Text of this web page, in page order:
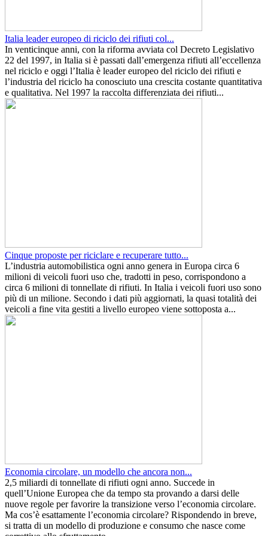
Italia leader europeo di riciclo dei rifiuti col...
In venticinque anni, con la riforma avviata col Decreto Legislativo
22 del 1997, in Italia si è passati dall’emergenza rifiuti all’eccellenza
nel riciclo e oggi l’Italia è leader europeo del riciclo dei rifiuti e
l’industria del riciclo ha conosciuto una crescita costante quantitativa
e qualitativa. Nel 1997 la raccolta differenziata dei rifiuti...
Cinque proposte per riciclare e recuperare tutto...
L’industria automobilistica ogni anno genera in Europa circa 6
milioni di veicoli fuori uso che, tradotti in peso, corrispondono a
circa 6 milioni di tonnellate di rifiuti. In Italia i veicoli fuori uso sono
più di un milione. Secondo i dati più aggiornati, la quasi totalità dei
veicoli a fine vita gestiti a livello europeo viene sottoposta a...
Economia circolare, un modello che ancora non...
2,5 miliardi di tonnellate di rifiuti ogni anno. Succede in
quell’Unione Europea che da tempo sta provando a darsi delle
nuove regole per favorire la transizione verso l’economia circolare.
Ma cos’è esattamente l’economia circolare? Rispondendo in breve,
si tratta di un modello di produzione e consumo che nasce come